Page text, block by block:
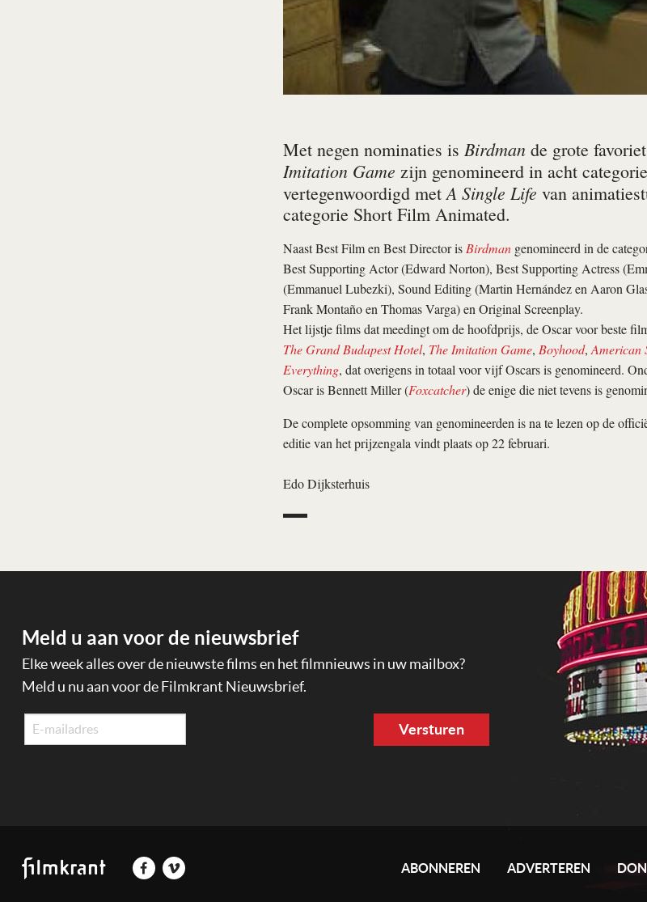
Met negen nominaties is Birdmande grote
Imitation Game zijn genomineerd in acht
vertegenwoordigd met A Single Life van
categorie Short Film Animated.
Naast Best Film en Best Director is Birdmangenomineerd in de
Best Supporting Actor (Edward Norton), Best Supporting Actress
(Emmanuel Lubezki), Sound Editing (Martin Hernández en Aaron
Frank Montaño en Thomas Varga) en Original Screenplay.
Het lijstje films dat meedingt om de hoofdprijs, de Oscar voor beste
The Grand Budapest Hotel, The Imitation Game, Boyhood, American
Everything, dat overigens in totaal voor vijf Oscars is genomineerd.
Oscar is Bennett Miller (Foxcatcher) de enige die niet tevens is
De complete opsomming van genomineerden is na te lezen op de
editie van het prijzengala vindt plaats op 22 februari.
Edo Dijksterhuis
Meld u aan voor de nieuwsbrief
Elke week alles over de nieuwste films en het filmnieuws in uw mailbox?
Meld u nu aan voor de Filmkrant Nieuwsbrief.
ABONNEREN ADVERTEREN